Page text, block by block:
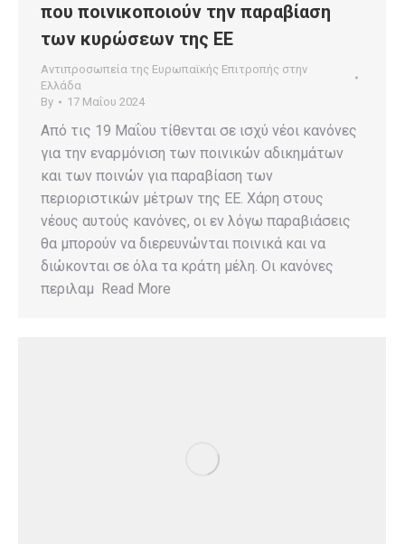
που ποινικοποιούν την παραβίαση
των κυρώσεων της ΕΕ
Αντιπροσωπεία της Ευρωπαϊκής Επιτροπής στην
Ελλάδα
By
17 Μαΐου 2024
Από τις 19 Μαΐου τίθενται σε ισχύ νέοι κανόνες
για την εναρμόνιση των ποινικών αδικημάτων
και των ποινών για παραβίαση των
περιοριστικών μέτρων της ΕΕ. Χάρη στους
νέους αυτούς κανόνες, οι εν λόγω παραβιάσεις
θα μπορούν να διερευνώνται ποινικά και να
διώκονται σε όλα τα κράτη μέλη. Οι κανόνες
περιλαμ Read More